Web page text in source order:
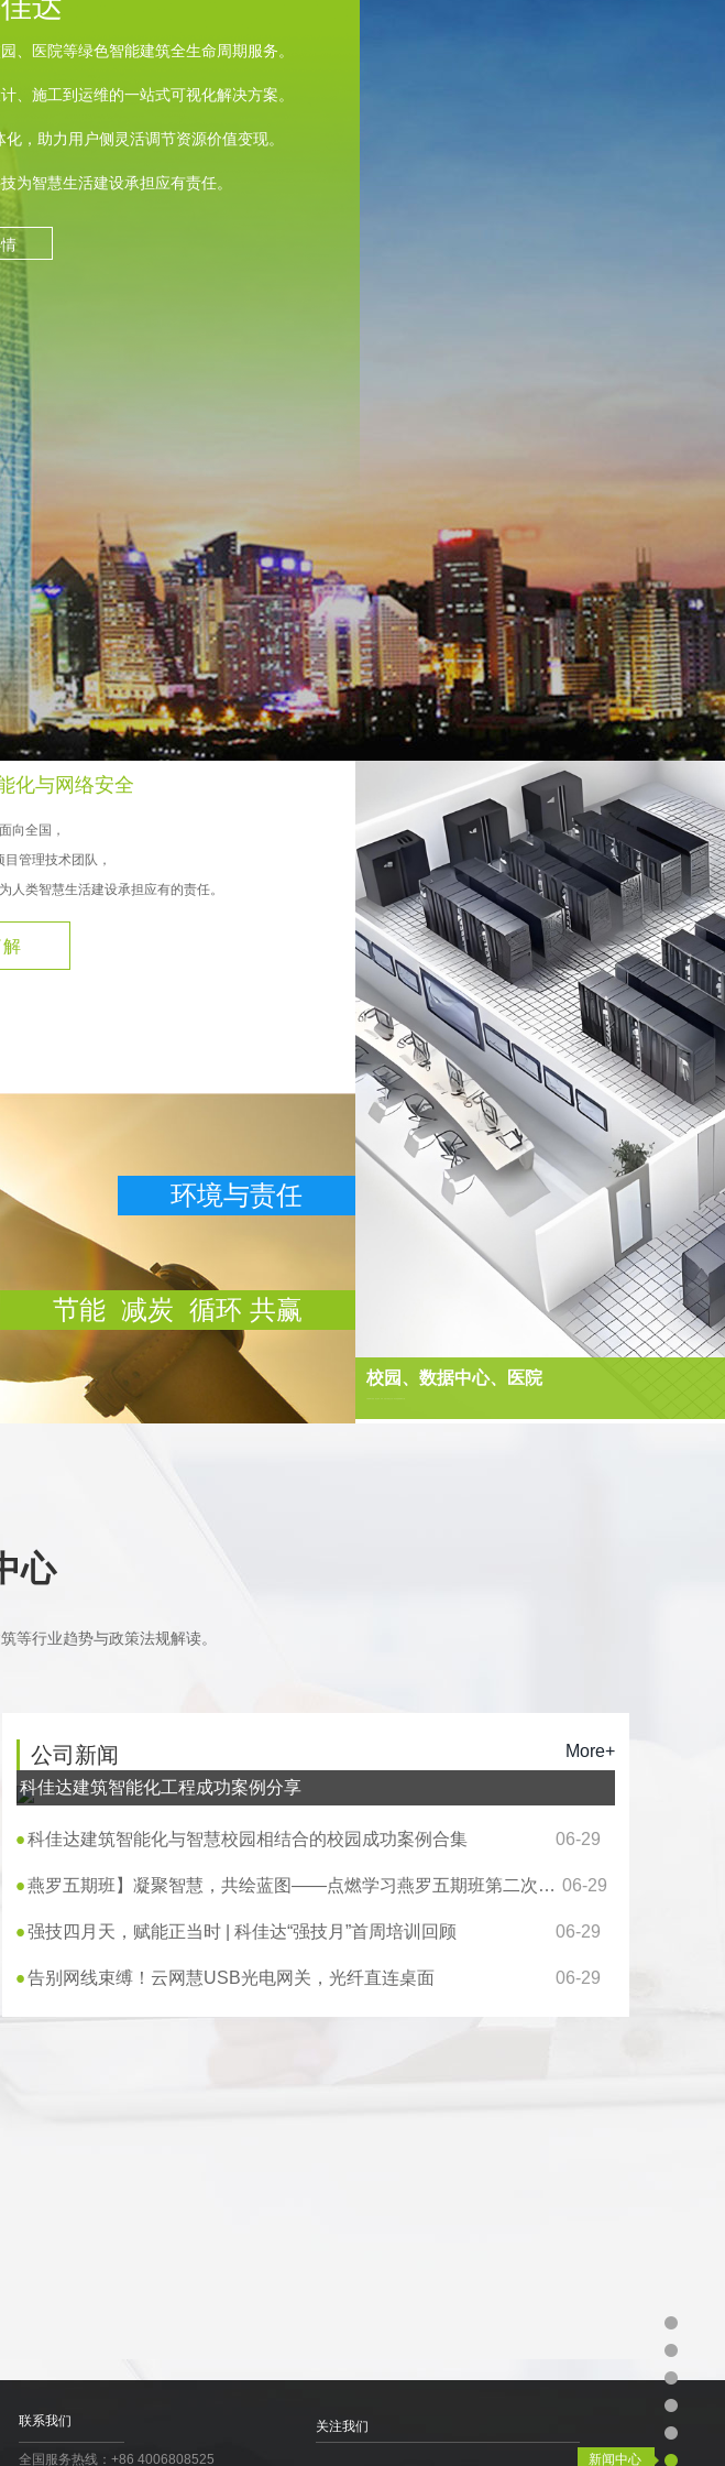
、医院等绿色智能建筑全生命周期服务。
、施工到运维的一站式可视化解决方案。
，助力用户侧灵活调节资源价值变现。
为智慧生活建设承担应有责任。
化与网络安全
向全国，
管理技术团队，
人类智慧生活建设承担应有的责任。
解
环境与责任
节能 减炭 循环 共赢
校园、数据中心、医院
心
等行业趋势与政策法规解读。
公司新闻
More+
科佳达建筑智能化工程成功案例分享
科佳达建筑智能化与智慧校园相结合的校园成功案例合集
06-29
燕罗五期班】凝聚智慧，共绘蓝图——点燃学习燕罗五期班第二次全 06-29
强技四月天，赋能正当时 | 科佳达“强技月”首周培训回顾 06-29
告别网线束缚！云网慧USB光电网关，光纤直连桌面 06-29
联系我们
全国服务热线：+86 4006808525
关注我们
新闻中心